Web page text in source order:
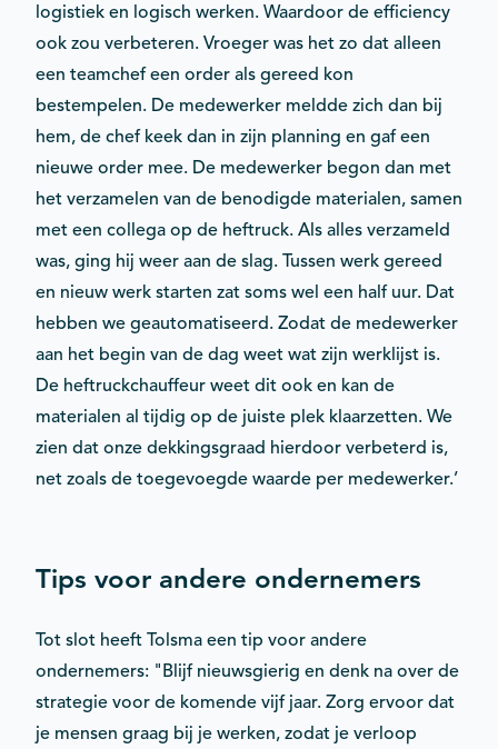
logistiek en logisch werken. Waardoor de efficiency
ook zou verbeteren. Vroeger was het zo dat alleen
een teamchef een order als gereed kon
bestempelen. De medewerker meldde zich dan bij
hem, de chef keek dan in zijn planning en gaf een
nieuwe order mee. De medewerker begon dan met
het verzamelen van de benodigde materialen, samen
met een collega op de heftruck. Als alles verzameld
was, ging hij weer aan de slag. Tussen werk gereed
en nieuw werk starten zat soms wel een half uur. Dat
hebben we geautomatiseerd. Zodat de medewerker
aan het begin van de dag weet wat zijn werklijst is.
De heftruckchauffeur weet dit ook en kan de
materialen al tijdig op de juiste plek klaarzetten. We
zien dat onze dekkingsgraad hierdoor verbeterd is,
net zoals de toegevoegde waarde per medewerker.’
Tips voor andere ondernemers
Tot slot heeft Tolsma een tip voor andere
ondernemers: "Blijf nieuwsgierig en denk na over de
strategie voor de komende vijf jaar. Zorg ervoor dat
je mensen graag bij je werken, zodat je verloop